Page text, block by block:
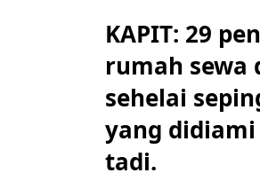
KAPIT: 29
rumah sewa
sehelai
yang
tadi.